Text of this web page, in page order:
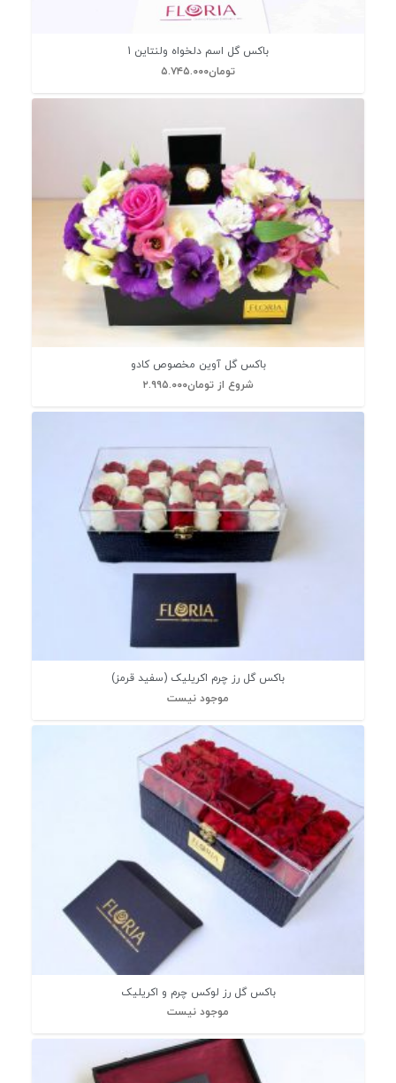
باکس گل اسم دلخواه ولنتاین 1
تومان۵.۷۴۵.۰۰۰
باکس گل آوین مخصوص کادو
شروع از تومان۲.۹۹۵.۰۰۰
باکس گل رز چرم اکریلیک (سفید قرمز)
موجود نیست
باکس گل رز لوکس چرم و اکریلیک
موجود نیست